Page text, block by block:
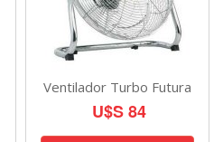
Ventilador Turbo Futura
U$S 84